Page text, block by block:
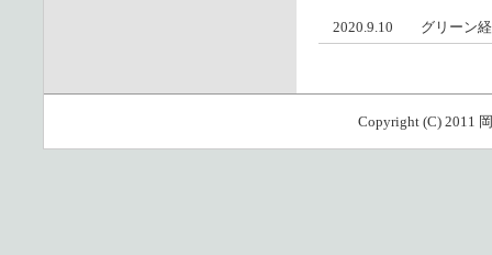
2020.9.10 グリーン経
Copyright (C) 2011